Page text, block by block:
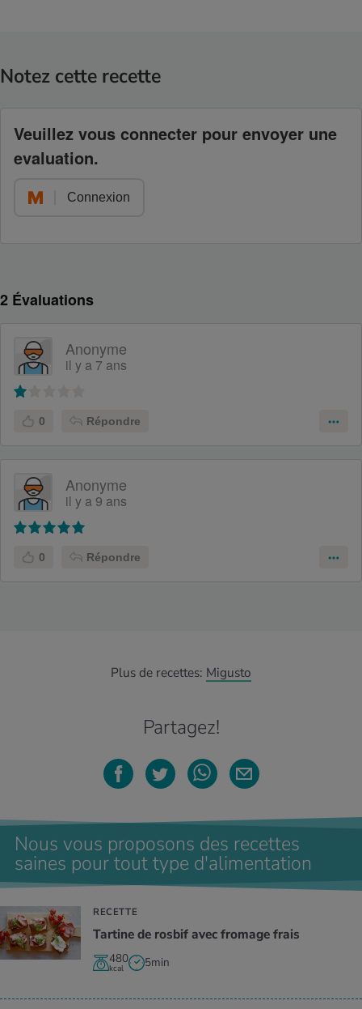
Notez cette recette
Veuillez vous connecter pour envoyer une
evaluation.
Connexion
2 Évaluations
Anonyme
il y a 7 ans
0 Répondre
Anonyme
il y a 9 ans
0 Répondre
Plus de recettes: Migusto
Partagez!
Nous vous proposons des recettes
saines pour tout type d'alimentation
RECETTE
Tartine de rosbif avec fromage frais
480
kcal 5min